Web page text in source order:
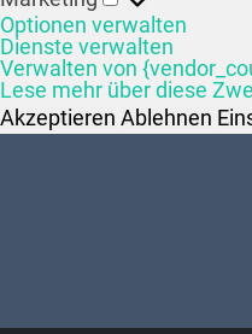
Optionen verwalten
Dienste verwalten
Verwalten von
Lese mehr über diese
Akzeptieren Ablehnen